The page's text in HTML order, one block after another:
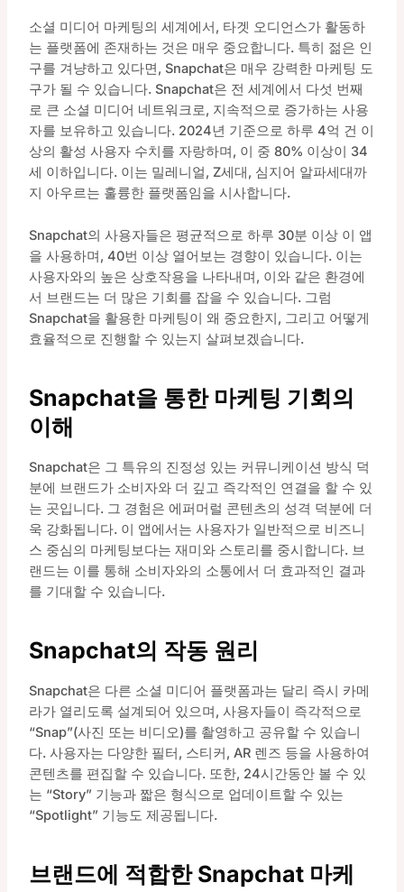
소셜 미디어 마케팅의 세계에서, 타겟 오디언스가 활동하
는 플랫폼에 존재하는 것은 매우 중요합니다. 특히 젊은 인
구를 겨냥하고 있다면, Snapchat은 매우 강력한 마케팅 도
구가 될 수 있습니다. Snapchat은 전 세계에서 다섯 번째
로 큰 소셜 미디어 네트워크로, 지속적으로 증가하는 사용
자를 보유하고 있습니다. 2024년 기준으로 하루 4억 건 이
상의 활성 사용자 수치를 자랑하며, 이 중 80% 이상이 34
세 이하입니다. 이는 밀레니얼, Z세대, 심지어 알파세대까
지 아우르는 훌륭한 플랫폼임을 시사합니다.
Snapchat의 사용자들은 평균적으로 하루 30분 이상 이 앱
을 사용하며, 40번 이상 열어보는 경향이 있습니다. 이는
사용자와의 높은 상호작용을 나타내며, 이와 같은 환경에
서 브랜드는 더 많은 기회를 잡을 수 있습니다. 그럼
Snapchat을 활용한 마케팅이 왜 중요한지, 그리고 어떻게
효율적으로 진행할 수 있는지 살펴보겠습니다.
Snapchat을 통한 마케팅 기회의
이해
Snapchat은 그 특유의 진정성 있는 커뮤니케이션 방식 덕
분에 브랜드가 소비자와 더 깊고 즉각적인 연결을 할 수 있
는 곳입니다. 그 경험은 에퍼머럴 콘텐츠의 성격 덕분에 더
욱 강화됩니다. 이 앱에서는 사용자가 일반적으로 비즈니
스 중심의 마케팅보다는 재미와 스토리를 중시합니다. 브
랜드는 이를 통해 소비자와의 소통에서 더 효과적인 결과
를 기대할 수 있습니다.
Snapchat의 작동 원리
Snapchat은 다른 소셜 미디어 플랫폼과는 달리 즉시 카메
라가 열리도록 설계되어 있으며, 사용자들이 즉각적으로
“Snap”(사진 또는 비디오)를 촬영하고 공유할 수 있습니
다. 사용자는 다양한 필터, 스티커, AR 렌즈 등을 사용하여
콘텐츠를 편집할 수 있습니다. 또한, 24시간동안 볼 수 있
는 “Story” 기능과 짧은 형식으로 업데이트할 수 있는
“Spotlight” 기능도 제공됩니다.
브랜드에 적합한 Snapchat 마케